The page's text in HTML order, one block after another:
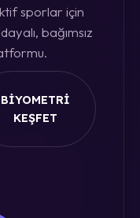
sporlar için
bağımsız
BIYOMETRI
KEŞFET